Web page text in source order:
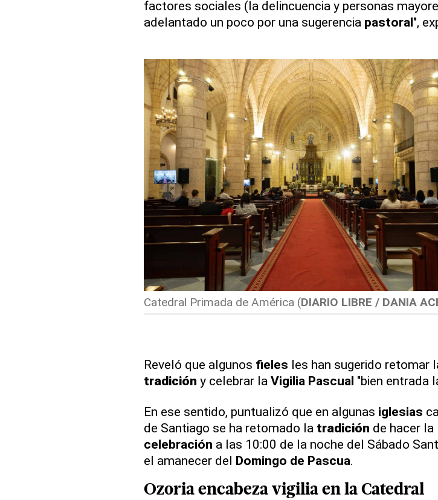
factores sociales (la delincuencia y personas
adelantado un poco por una sugerencia pastoral",
Catedral Primada de América(DIARIO LIBRE / DANIA
Reveló que algunos fieles les han sugerido retomar
tradición y celebrar la Vigilia Pascual "bien entrada
En ese sentido, puntualizó que en algunas iglesias
de Santiago se ha retomado la tradición de hacer la
celebración a las 10:00 de la noche del Sábado
el amanecer del Domingo de Pascua.
Ozoriaencabeza vigilia en la Catedral